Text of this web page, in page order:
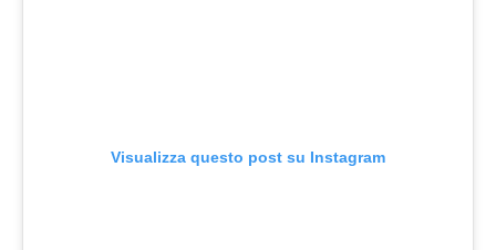
Visualizza questo post su Instagram